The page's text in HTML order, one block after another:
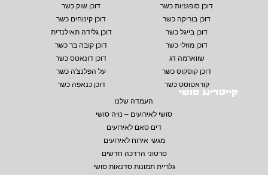
דוכן סופגניות כשר
דוכן שוק כשר
דוכן בוריקה כשר
דוכן קינוחים כשר
דוכן בייגל כשר
דוכן גלידה תאילנדית
דוכן מוזלי כשר
דוכן קובה בר כשר
שווארמה דג
דוכן דונאטס כשר
דוכן קוסקוס כשר
על הפלנצ'ה כשר
קוראטוסט כשר
דוכן כנאפה כשר
קייטרינג סושי
העמדה שלנו
סושי לאירועים – נויה סושי
דים סאם לאירועים
מגשי אירוח לאירועים
סרטוני הדרכה חדשים
גלריית תמונות סדנאות סושי